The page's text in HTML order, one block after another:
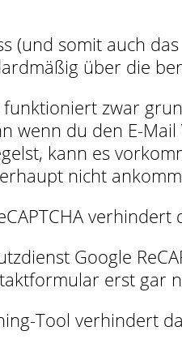
(und somit auch
über die
zwar
wenn du den E-
kann es
nicht
Google
erst gar
Tool verhindert